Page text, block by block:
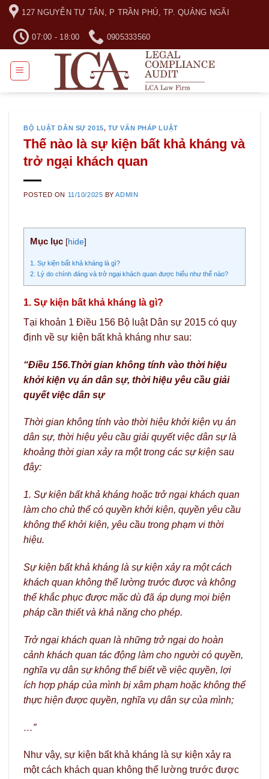
Skip
content
127 NGUYỄN TỰ TÂN, P TRẦN PHÚ, TP. QUẢNG NGÃI
07:00 - 18:00 0905333560
BỘ LUẬT DÂN SỰ 2015, TƯ VẤN PHÁP LUẬT
Thế nào là sự kiện bất khả kháng và
trở ngại khách quan
POSTED ON 11/10/2025 BYADMIN
Mục lục [hide]
1. Sự kiện bất khả kháng là gì?
2. Lý do chính đáng và trở ngại khách quan được hiểu như thế nào?
1. Sự kiện bất khả kháng là gì?
Tại khoản 1 Điều 156 Bộ luật Dân sự 2015 có quy
định về sự kiện bất khả kháng như sau:
“Điều 156.Thời gian không tính vào thời hiệu
khởi kiện vụ án dân sự, thời hiệu yêu cầu giải
quyết việc dân sự
Thời gian không tính vào thời hiệu khởi kiện vụ án
dân sự, thời hiệu yêu cầu giải quyết việc dân sự là
khoảng thời gian xảy ra một trong các sự kiện sau
đây:
1. Sự kiện bất khả kháng hoặc trở ngại khách quan
làm cho chủ thể có quyền khởi kiện, quyền yêu cầu
không thể khởi kiện, yêu cầu trong phạm vi thời
hiệu.
Sự kiện bất khả kháng là sự kiện xảy ra một cách
khách quan không thể lường trước được và không
thể khắc phục được mặc dù đã áp dụng mọi biện
pháp cần thiết và khả năng cho phép.
Trở ngại khách quan là những trở ngại do hoàn
cảnh khách quan tác động làm cho người có quyền,
nghĩa vụ dân sự không thể biết về việc quyền, lợi
ích hợp pháp của mình bị xâm phạm hoặc không thể
thực hiện được quyền, nghĩa vụ dân sự của mình;
…”
Như vậy, sự kiện bất khả kháng là sự kiện xảy ra
một cách khách quan không thể lường trước được